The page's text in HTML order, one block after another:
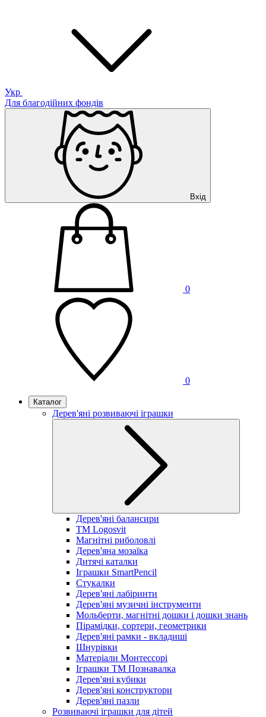
Укр
Для благодійних фондів
Вхід
0
0
Каталог
Дерев'яні розвиваючі іграшки
Дерев'яні балансири
TM Logosvit
Магнітні риболовлі
Дерев'яна мозаїка
Дитячі каталки
Іграшки SmartPencil
Стукалки
Дерев'яні лабіринти
Дерев'яні музичні інструменти
Мольберти, магнітні дошки і дошки знань
Пірамідки, сортери, геометрики
Дерев'яні рамки - вкладиші
Шнурівки
Матеріали Монтессорі
Іграшки ТМ Познавалка
Дерев'яні кубики
Дерев'яні конструктори
Дерев'яні пазли
Розвиваючі іграшки для дітей